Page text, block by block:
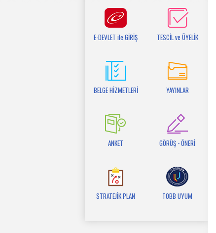
E-DEVLET ile GİRİŞ TESCİL ve ÜYELİK
BELGE HİZMETLERİ YAYINLAR
ANKET GÖRÜŞ - ÖNERİ
STRATEJİK PLAN TOBB UYUM